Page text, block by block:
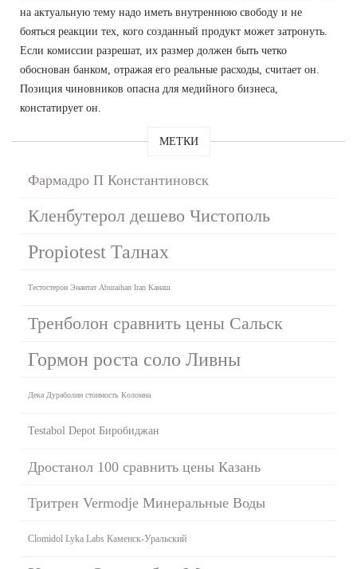
на актуальную тему надо иметь внутреннюю свободу и не
бояться реакции тех, кого созданный продукт может затронуть.
Если комиссии разрешат, их размер должен быть четко
обоснован банком, отражая его реальные расходы, считает он.
Позиция чиновников опасна для медийного бизнеса,
констатирует он.
МЕТКИ
Фармадро П Константиновск
Кленбутерол дешево Чистополь
Propiotest Талнах
Тестостерон Энантат Aburaihan Iran Канаш
Тренболон сравнить цены Сальск
Гормон роста соло Ливны
Дека Дураболин стоимость Коломна
Testabol Depot Биробиджан
Дростанол 100 сравнить цены Казань
Тритрен Vermodje Минеральные Воды
Clomidol Lyka Labs Каменск-Уральский